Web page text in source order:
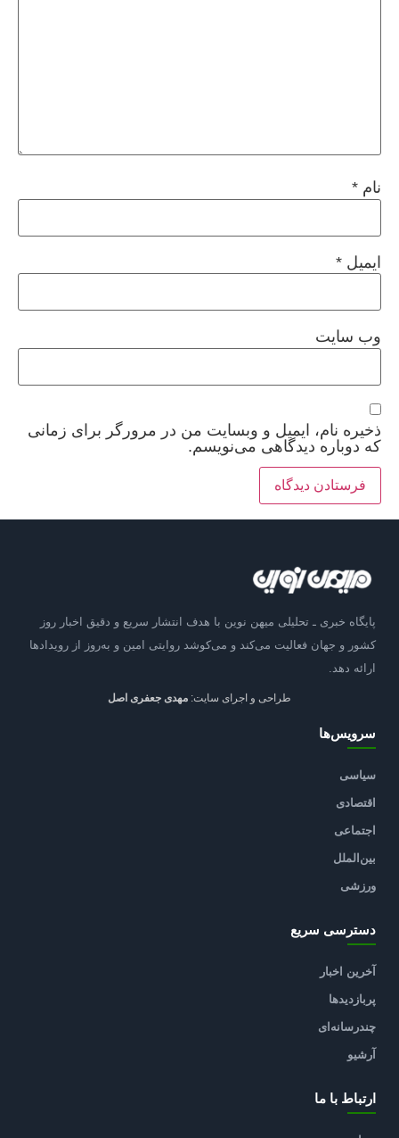
نام *
ایمیل *
وب‌ سایت
ذخیره نام، ایمیل و وبسایت من در مرورگر برای زمانی
که دوباره دیدگاهی می‌نویسم.
پایگاه خبری ـ تحلیلی میهن نوین با هدف انتشار سریع و دقیق اخبار روز
کشور و جهان فعالیت می‌کند و می‌کوشد روایتی امین و به‌روز از رویدادها
ارائه دهد.
طراحی و اجرای سایت: مهدی جعفری اصل
سرویس‌ها
سیاسی
اقتصادی
اجتماعی
بین‌الملل
ورزشی
دسترسی سریع
آخرین اخبار
پربازدیدها
چندرسانه‌ای
آرشیو
ارتباط با ما